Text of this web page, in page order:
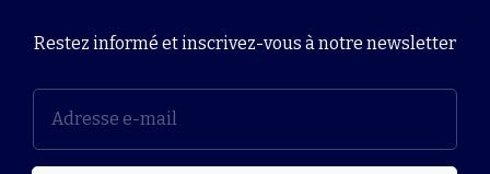
Restez informé et inscrivez-vous à notre newsletter